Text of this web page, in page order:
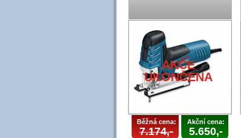
AKCE
UKONČENA
Běžná cena:
7.174,-
Akční cena:
5.650,-